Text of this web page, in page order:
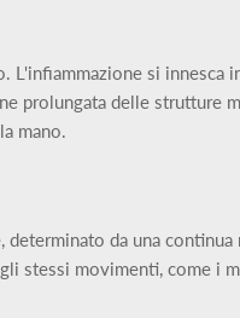
L'infiammazione si innesca
prolungata delle strutture
mano.
da una
stessi movimenti, come i